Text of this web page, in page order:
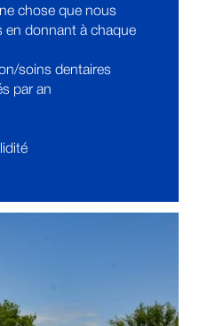
chose que nous
en donnant à chaque
soins dentaires
par an